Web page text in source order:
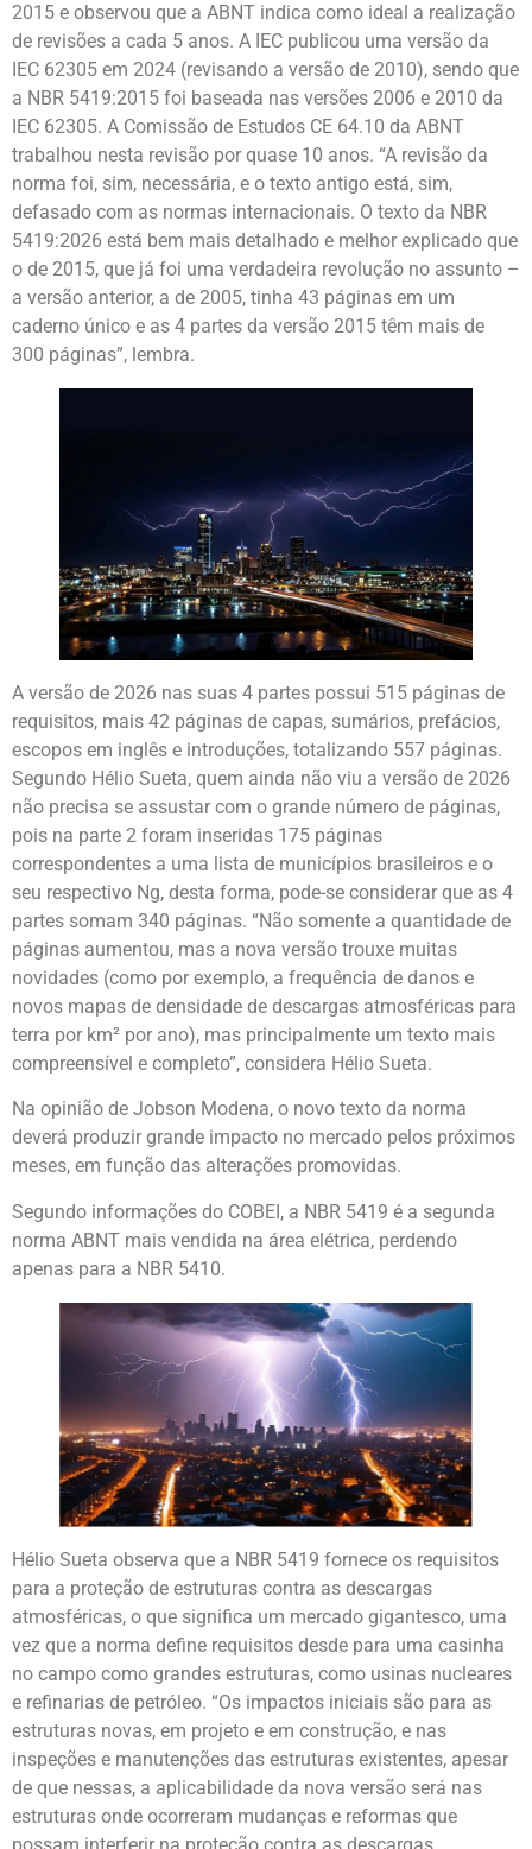
2015 e observou que a ABNT indica como ideal a realização
de revisões a cada 5 anos. A IEC publicou uma versão da
IEC 62305 em 2024 (revisando a versão de 2010), sendo que
a NBR 5419:2015 foi baseada nas versões 2006 e 2010 da
IEC 62305. A Comissão de Estudos CE 64.10 da ABNT
trabalhou nesta revisão por quase 10 anos. “A revisão da
norma foi, sim, necessária, e o texto antigo está, sim,
defasado com as normas internacionais. O texto da NBR
5419:2026 está bem mais detalhado e melhor explicado que
o de 2015, que já foi uma verdadeira revolução no assunto –
a versão anterior, a de 2005, tinha 43 páginas em um
caderno único e as 4 partes da versão 2015 têm mais de
300 páginas”, lembra.
A versão de 2026 nas suas 4 partes possui 515 páginas de
requisitos, mais 42 páginas de capas, sumários, prefácios,
escopos em inglês e introduções, totalizando 557 páginas.
Segundo Hélio Sueta, quem ainda não viu a versão de 2026
não precisa se assustar com o grande número de páginas,
pois na parte 2 foram inseridas 175 páginas
correspondentes a uma lista de municípios brasileiros e o
seu respectivo Ng, desta forma, pode-se considerar que as 4
partes somam 340 páginas. “Não somente a quantidade de
páginas aumentou, mas a nova versão trouxe muitas
novidades (como por exemplo, a frequência de danos e
novos mapas de densidade de descargas atmosféricas para
terra por km² por ano), mas principalmente um texto mais
compreensível e completo”, considera Hélio Sueta.
Na opinião de Jobson Modena, o novo texto da norma
deverá produzir grande impacto no mercado pelos próximos
meses, em função das alterações promovidas.
Segundo informações do COBEI, a NBR 5419 é a segunda
norma ABNT mais vendida na área elétrica, perdendo
apenas para a NBR 5410.
Hélio Sueta observa que a NBR 5419 fornece os requisitos
para a proteção de estruturas contra as descargas
atmosféricas, o que significa um mercado gigantesco, uma
vez que a norma define requisitos desde para uma casinha
no campo como grandes estruturas, como usinas nucleares
e refinarias de petróleo. “Os impactos iniciais são para as
estruturas novas, em projeto e em construção, e nas
inspeções e manutenções das estruturas existentes, apesar
de que nessas, a aplicabilidade da nova versão será nas
estruturas onde ocorreram mudanças e reformas que